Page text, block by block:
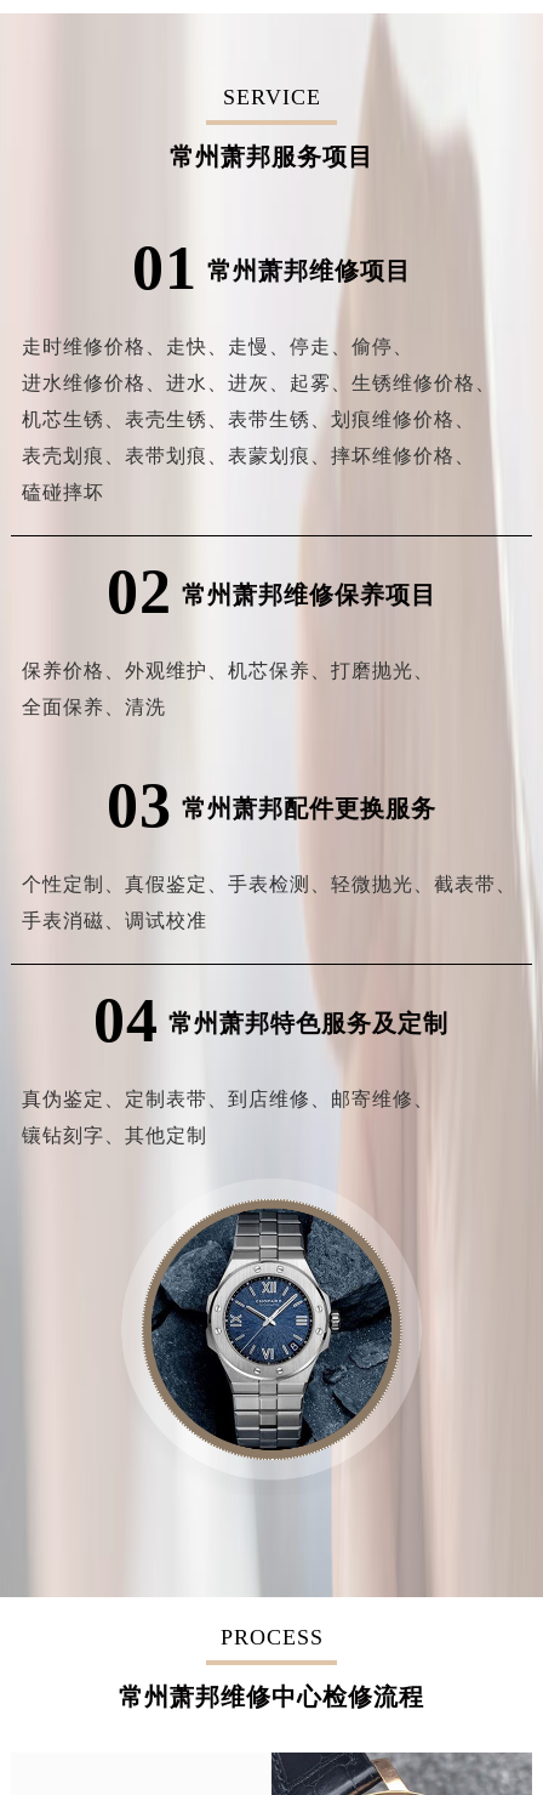
SERVICE
常州萧邦服务项目
01 常州萧邦维修项目
走时维修价格、 走快、 走慢、 停走、 偷停、
进水维修价格、 进水、 进灰、 起雾、 生锈维修价格、
机芯生锈、 表壳生锈、 表带生锈、 划痕维修价格、
表壳划痕、 表带划痕、 表蒙划痕、 摔坏维修价格、
磕碰摔坏
02 常州萧邦维修保养项目
保养价格、 外观维护、 机芯保养、 打磨抛光、
全面保养、 清洗
03 常州萧邦配件更换服务
个性定制、 真假鉴定、 手表检测、 轻微抛光、 截表带、
手表消磁、 调试校准
04 常州萧邦特色服务及定制
真伪鉴定、 定制表带、 到店维修、 邮寄维修、
镶钻刻字、 其他定制
PROCESS
常州萧邦维修中心检修流程